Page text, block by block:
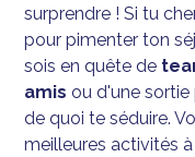
surprendre ! Si tu
pour pimenter ton
sois en quête de
amis ou d'une sortie
de quoi te séduire.
meilleures activités